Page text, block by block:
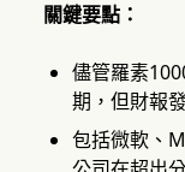
關鍵要點：
儘管羅素
期，但財報
包括微軟、